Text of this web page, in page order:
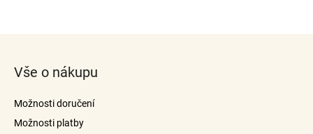
Vše o nákupu
Možnosti doručení
Možnosti platby